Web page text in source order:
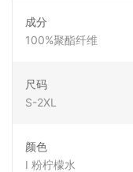
成分
100%聚酯纤维
尺码
S-2XL
颜色
I 粉柠檬水